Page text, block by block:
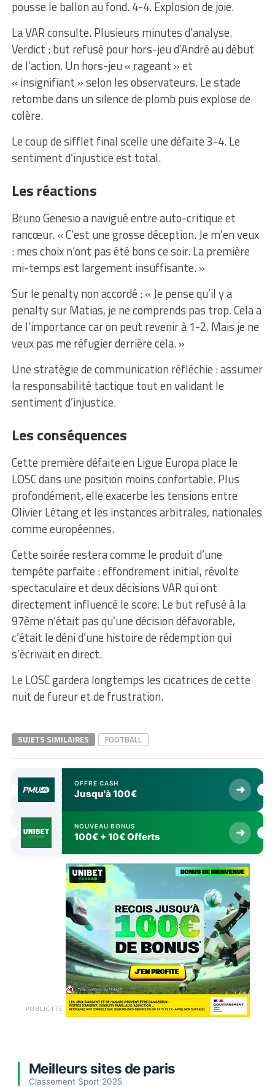
pousse le ballon au fond. 4-4. Explosion de joie.
La VAR consulte. Plusieurs minutes d’analyse.
Verdict : but refusé pour hors-jeu d’André au début
de l’action. Un hors-jeu « rageant » et
« insignifiant » selon les observateurs. Le stade
retombe dans un silence de plomb puis explose de
colère.
Le coup de sifflet final scelle une défaite 3-4. Le
sentiment d’injustice est total.
Les réactions
Bruno Genesio a navigué entre auto-critique et
rancœur. « C’est une grosse déception. Je m’en veux
: mes choix n’ont pas été bons ce soir. La première
mi-temps est largement insuffisante. »
Sur le penalty non accordé : « Je pense qu’il y a
penalty sur Matias, je ne comprends pas trop. Cela a
de l’importance car on peut revenir à 1-2. Mais je ne
veux pas me réfugier derrière cela. »
Une stratégie de communication réfléchie : assumer
la responsabilité tactique tout en validant le
sentiment d’injustice.
Les conséquences
Cette première défaite en Ligue Europa place le
LOSC dans une position moins confortable. Plus
profondément, elle exacerbe les tensions entre
Olivier Létang et les instances arbitrales, nationales
comme européennes.
Cette soirée restera comme le produit d’une
tempête parfaite : effondrement initial, révolte
spectaculaire et deux décisions VAR qui ont
directement influencé le score. Le but refusé à la
97ème n’était pas qu’une décision défavorable,
c’était le déni d’une histoire de rédemption qui
s’écrivait en direct.
Le LOSC gardera longtemps les cicatrices de cette
nuit de fureur et de frustration.
SUJETS SIMILAIRES FOOTBALL
OFFRE CASH
Jusqu'à 100€ ➜
NOUVEAU BONUS
100€ + 10€ Offerts ➜
PUBLICITÉ
Meilleurs sites de paris
Classement Sport 2025